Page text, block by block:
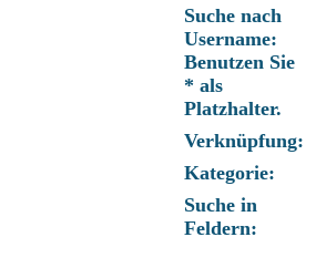
Suche nach
Username:
Benutzen Sie
* als
Platzhalter.
Verknüpfung:
Kategorie:
Suche in
Feldern: